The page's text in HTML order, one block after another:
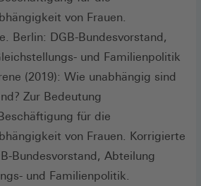
von Frauen.
Berlin: DGB-Bundesvorstand,
und Familienpolitik
(2019): Wie unabhängig sind
Zur Bedeutung
für die
von Frauen. Korrigierte
Bundesvorstand, Abteilung
und Familienpolitik.